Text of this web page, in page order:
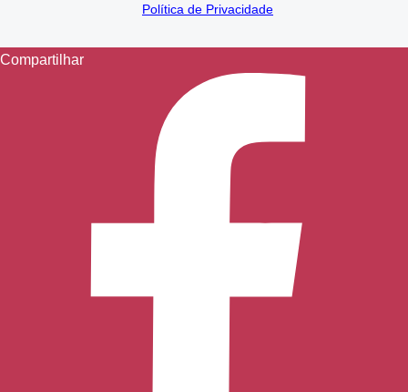
Política de Privacidade
Compartilhar